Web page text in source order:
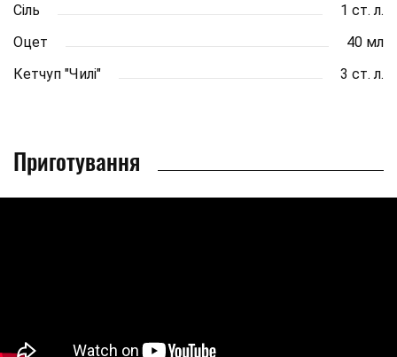
Сіль
1 ст. л.
Оцет
40 мл
Кетчуп "Чилі"
3 ст. л.
Приготування